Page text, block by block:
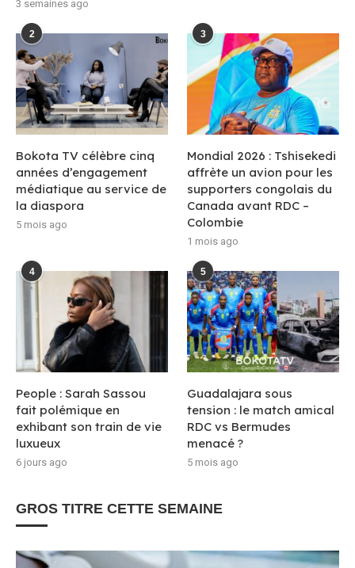
3 semaines ago
2
Bokota TV célèbre cinq
années d’engagement
médiatique au service de
la diaspora
5 mois ago
3
Mondial 2026 : Tshisekedi
affrète un avion pour les
supporters congolais du
Canada avant RDC –
Colombie
1 mois ago
4
People : Sarah Sassou
fait polémique en
exhibant son train de vie
luxueux
6 jours ago
5
Guadalajara sous
tension : le match amical
RDC vs Bermudes
menacé ?
5 mois ago
GROS TITRE CETTE SEMAINE